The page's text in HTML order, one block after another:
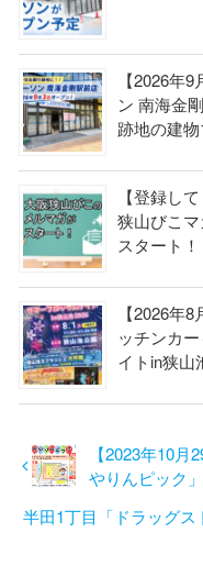
【2026年
ン 南海金
跡地の建
【登録し
狭山びこ
スタート！
【2026年
ッチンカ
イトin狭山
【2023年10
やりんピック
半田1丁目「ドラッグ